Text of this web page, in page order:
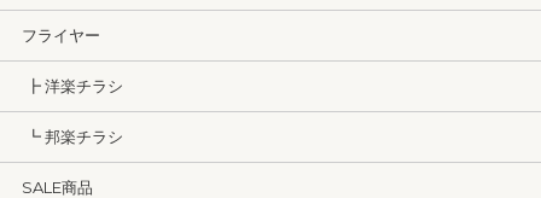
フライヤー
┣ 洋楽チラシ
┗ 邦楽チラシ
SALE商品